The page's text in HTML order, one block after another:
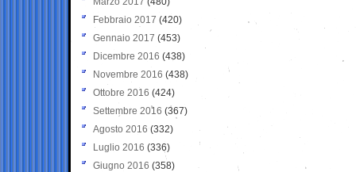
Febbraio 2017 (420)
Gennaio 2017 (453)
Dicembre 2016 (438)
Novembre 2016 (438)
Ottobre 2016 (424)
Settembre 2016 (367)
Agosto 2016 (332)
Luglio 2016 (336)
Giugno 2016 (358)